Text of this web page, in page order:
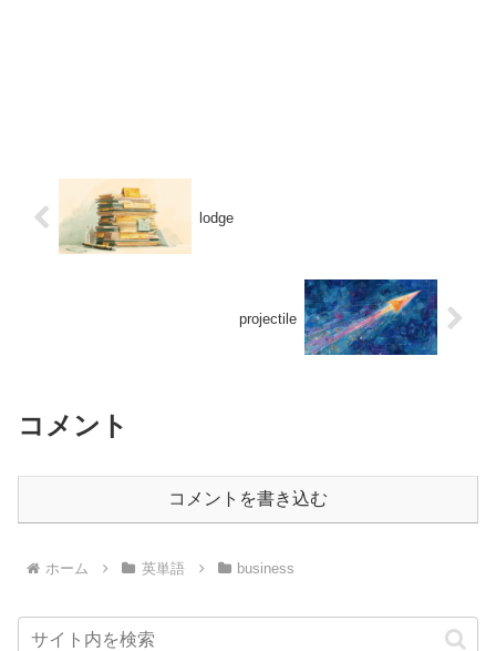
lodge
projectile
コメント
コメントを書き込む
ホーム 英単語 business